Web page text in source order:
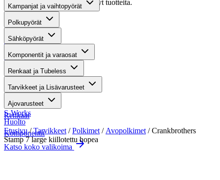
Valitettavasti haullasi ei löytynyt tuotteita.
Suositut osastot
Gravel-pyörät
Maastosähköpyörät
Kaupunkisähköpyörät
Renkaat
Komponentit
Katso koko valikoima
Kampanjat ja vaihtopyörät
Polkupyörät
Sähköpyörät
Komponentit ja varaosat
Renkaat ja Tubeless
Tarvikkeet ja Lisävarusteet
Ajovarusteet
S-Works
Huolto
Etusivu/Tarvikkeet /Polkimet / Avopolkimet / Crankbrothers
Stamp 7 large kiillotettu hopea